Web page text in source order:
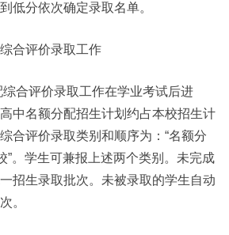
低分依次确定录取名单。
评价录取工作
评价录取工作在学业考试后进
中名额分配招生计划约占本校招生计
合评价录取类别和顺序为：“名额分
”。学生可兼报上述两个类别。未完成
招生录取批次。未被录取的学生自动
。